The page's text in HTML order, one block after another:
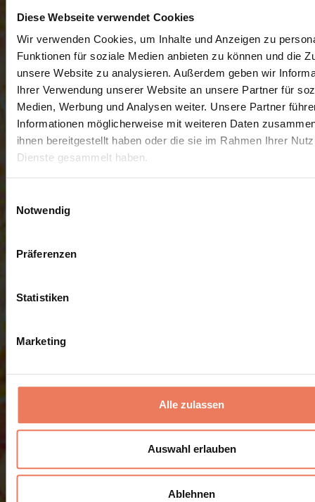
Diese Webseite verwendet Cookies
Wir verwenden Cookies, um Inhalte und Anzeigen zu
Funktionen für soziale Medien anbieten zu können und die
unsere Website zu analysieren. Außerdem geben wir
Ihrer Verwendung unserer Website an unsere Partner für
Medien, Werbung und Analysen weiter. Unsere Partner
Informationen möglicherweise mit weiteren Daten
ihnen bereitgestellt haben oder die sie im Rahmen Ihrer
Dienste gesammelt haben.
Notwendig
Präferenzen
Statistiken
Marketing
Alle zulassen
Auswahl erlauben
Ablehnen